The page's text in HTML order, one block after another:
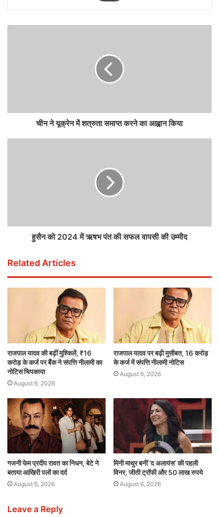
चीन ने यूक्रेन में शत्रुता समाप्त करने का आह्वान किया
हुसैन को 2024 में ऋषभ पंत की सफल वापसी की उम्मीद
Related Articles
राजपाल यादव की बढ़ीं मुश्किलें, ₹16
करोड़ के कर्ज पर बैंक ने संपत्ति नीलामी का
नोटिस चिपकाया
August 6, 2026
राजपाल यादव पर बढ़ी मुसीबत, 16 करोड़
के कर्ज में संपत्ति नीलामी नोटिस
August 6, 2026
गजनी फेम प्रदीप रावत का निधन, बेटे ने
बताया आखिरी पलों का दर्द
August 6, 2026
मिनी माथुर बनीं ‘द अलायंस’ की पहली
विनर, जीती ट्रॉफी और 50 लाख रुपये
August 6, 2026
Leave a Reply